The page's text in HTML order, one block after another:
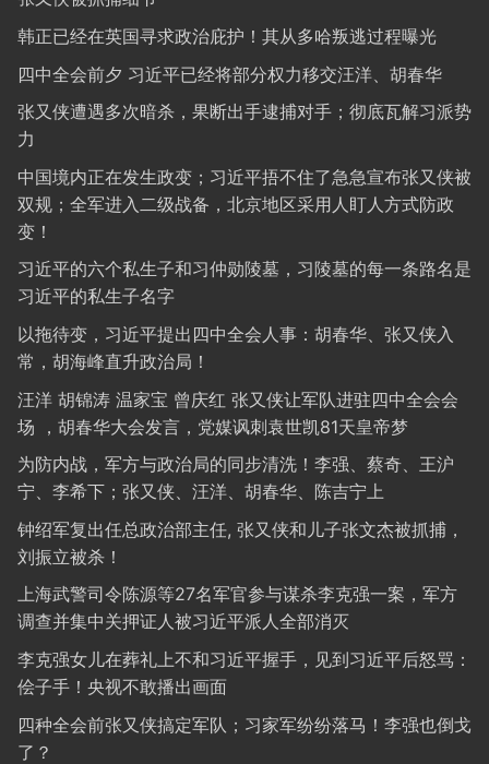
韩正已经在英国寻求政治庇护！其从多哈叛逃过程曝光
四中全会前夕 习近平已经将部分权力移交汪洋、胡春华
张又侠遭遇多次暗杀，果断出手逮捕对手；彻底瓦解习派势
力
中国境内正在发生政变；习近平捂不住了急急宣布张又侠被
双规；全军进入二级战备，北京地区采用人盯人方式防政
变！
习近平的六个私生子和习仲勋陵墓，习陵墓的每一条路名是
习近平的私生子名字
以拖待变，习近平提出四中全会人事：胡春华、张又侠入
常，胡海峰直升政治局！
汪洋 胡锦涛 温家宝 曾庆红 张又侠让军队进驻四中全会会
场 ，胡春华大会发言，党媒讽刺袁世凯81天皇帝梦
为防内战，军方与政治局的同步清洗！李强、蔡奇、王沪
宁、李希下；张又侠、汪洋、胡春华、陈吉宁上
钟绍军复出任总政治部主任, 张又侠和儿子张文杰被抓捕，
刘振立被杀！
上海武警司令陈源等27名军官参与谋杀李克强一案，军方
调查并集中关押证人被习近平派人全部消灭
李克强女儿在葬礼上不和习近平握手，见到习近平后怒骂：
侩子手！央视不敢播出画面
四种全会前张又侠搞定军队；习家军纷纷落马！李强也倒戈
了？